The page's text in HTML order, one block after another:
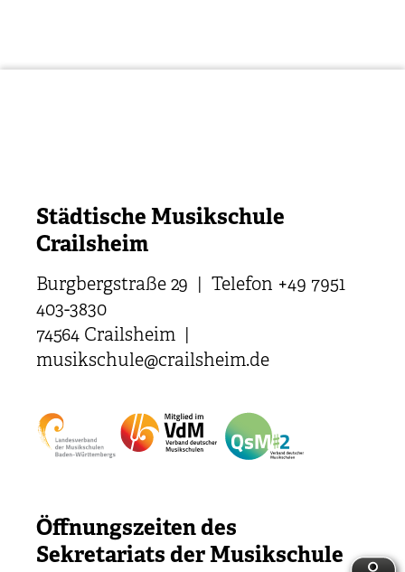
Städtische Musikschule
Crailsheim
Burgbergstraße 29 | Telefon +49 7951
403-3830
74564 Crailsheim |
musikschule@crailsheim.de
Öffnungszeiten des
Sekretariats der Musikschule